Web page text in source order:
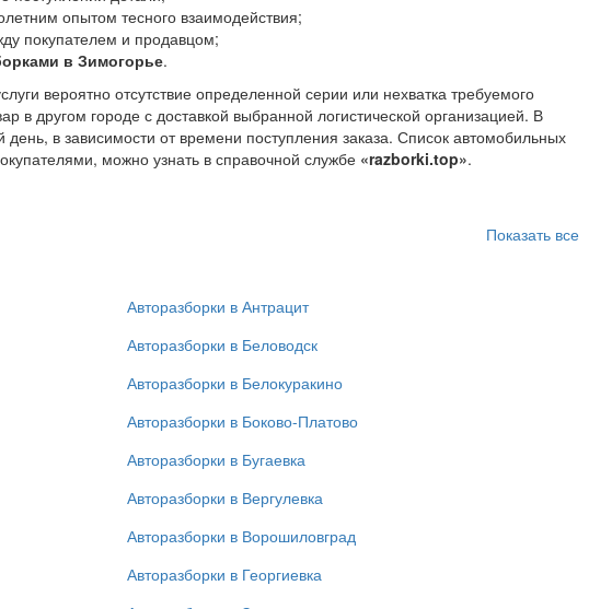
опытом тесного взаимодействия;
покупателем и продавцом;
в Зимогорье.
вероятно отсутствие определенной серии или нехватка требуемого
в другом городе с доставкой выбранной логистической организацией. В
в зависимости от времени поступления заказа. Список автомобильных
можно узнать в справочной службе «razborki.top».
Показать все
Авторазборки в Антрацит
Авторазборки в Беловодск
Авторазборки в Белокуракино
Авторазборки в Боково-Платово
Авторазборки в Бугаевка
Авторазборки в Вергулевка
Авторазборки в Ворошиловград
Авторазборки в Георгиевка